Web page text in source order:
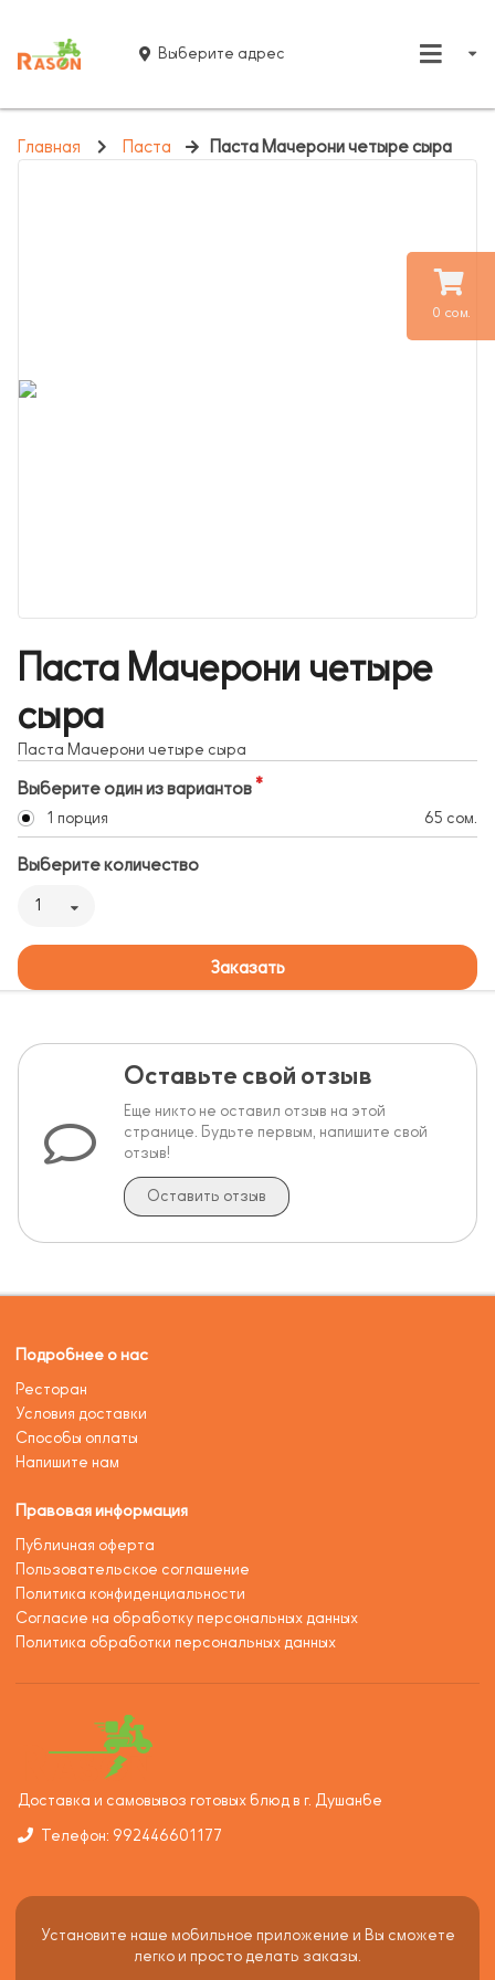
0 сом.
Выберите адрес
Главная Паста Паста Мачерони четыре сыра
Паста Мачерони четыре
сыра
Паста Мачерони четыре сыра
Выберите один из вариантов
1 порция 65 сом.
Выберите количество
1
Заказать
Оставьте свой отзыв
Еще никто не оставил отзыв на этой
странице. Будьте первым, напишите свой
отзыв!
Оставить отзыв
Подробнее о нас
Ресторан
Условия доставки
Способы оплаты
Напишите нам
Правовая информация
Публичная оферта
Пользовательское соглашение
Политика конфиденциальности
Согласие на обработку персональных данных
Политика обработки персональных данных
Доставка и самовывоз готовых блюд в г. Душанбе
Телефон: 992446601177
Установите наше мобильное приложение и Вы сможете
легко и просто делать заказы.